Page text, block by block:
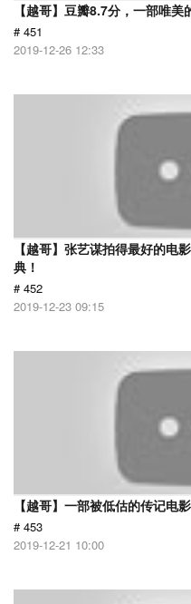
【越哥】豆瓣8.7分，一部唯
# 451
2019-12-26 12:33
【越哥】张艺谋拍得最好的电
典！
# 452
2019-12-23 09:15
【越哥】一部被低估的传记电
# 453
2019-12-21 10:00